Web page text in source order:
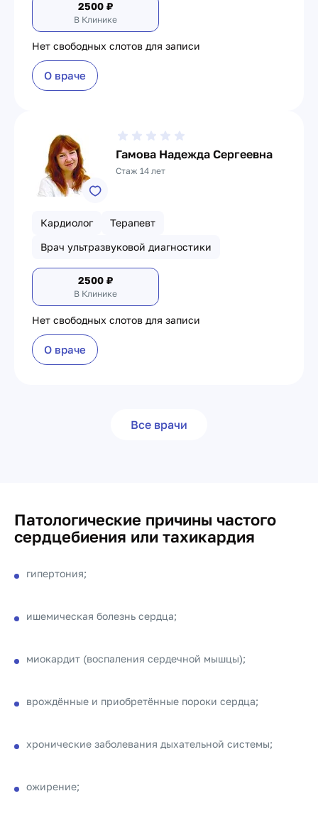
2500 ₽
В Клинике
Нет свободных слотов для записи
О враче
Гамова Надежда Сергеевна
Стаж 14 лет
Кардиолог
Терапевт
Врач ультразвуковой диагностики
2500 ₽
В Клинике
Нет свободных слотов для записи
О враче
Все врачи
Патологические причины частого
сердцебиения или тахикардия
гипертония;
ишемическая болезнь сердца;
миокардит (воспаления сердечной мышцы);
врождённые и приобретённые пороки сердца;
хронические заболевания дыхательной системы;
ожирение;